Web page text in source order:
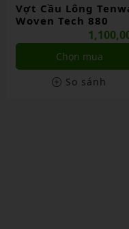
Vợt Cầu Lông
Power Tech 600
Chọn mua
So sánh